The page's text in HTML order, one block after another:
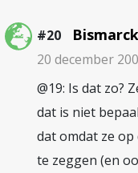
#20 Bismarck
20 december
@19: Is dat zo?
dat is niet
dat omdat ze
te zeggen (en